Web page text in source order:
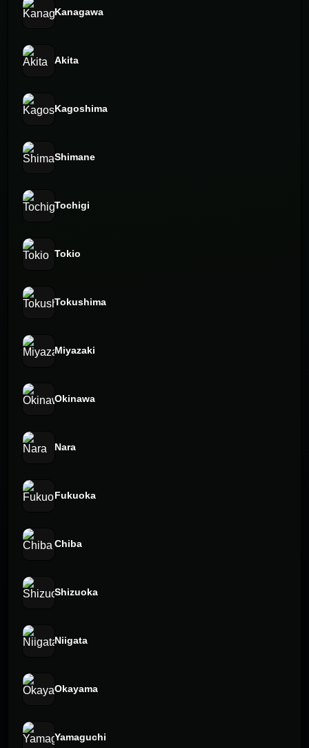
Kanagawa
Akita
Kagoshima
Shimane
Tochigi
Tokio
Tokushima
Miyazaki
Okinawa
Nara
Fukuoka
Chiba
Shizuoka
Niigata
Okayama
Yamaguchi